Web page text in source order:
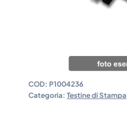
COD: P1004236
Categoria: Testine di Stampa